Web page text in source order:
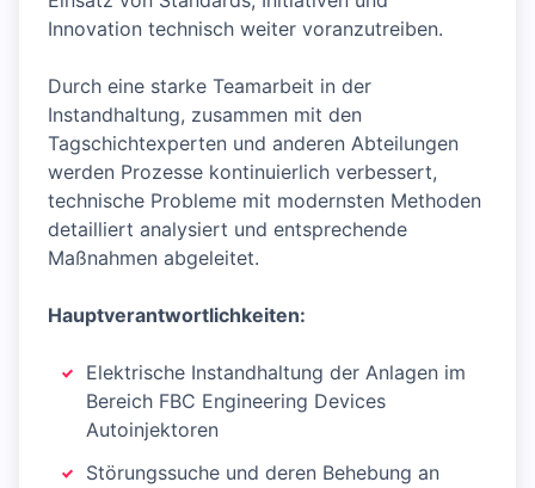
Innovation technisch weiter voranzutreiben.
Durch eine starke Teamarbeit in der
Instandhaltung, zusammen mit den
Tagschichtexperten und anderen Abteilungen
werden Prozesse kontinuierlich verbessert,
technische Probleme mit modernsten Methoden
detailliert analysiert und entsprechende
Maßnahmen abgeleitet.
Hauptverantwortlichkeiten:
Elektrische Instandhaltung der Anlagen im
Bereich FBC Engineering Devices
Autoinjektoren
Störungssuche und deren Behebung an